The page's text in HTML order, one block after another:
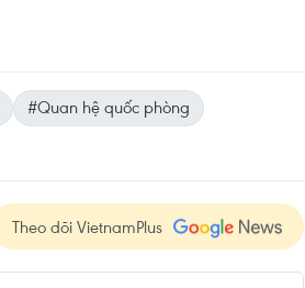
#Quan hệ quốc phòng
Theo dõi VietnamPlus